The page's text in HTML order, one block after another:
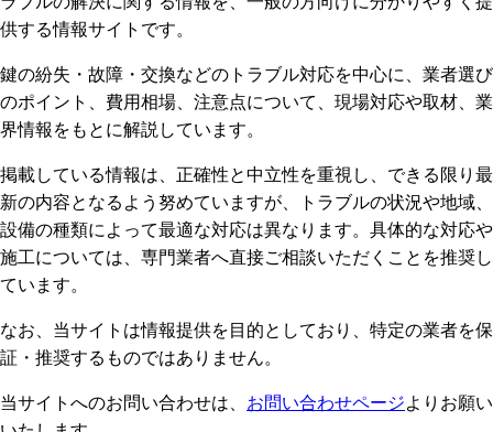
供する情報サイトです。
鍵の紛失・故障・交換などのトラブル対応を中心に、業者選び
のポイント、費用相場、注意点について、現場対応や取材、業
界情報をもとに解説しています。
掲載している情報は、正確性と中立性を重視し、できる限り最
新の内容となるよう努めていますが、トラブルの状況や地域、
設備の種類によって最適な対応は異なります。具体的な対応や
施工については、専門業者へ直接ご相談いただくことを推奨し
ています。
なお、当サイトは情報提供を目的としており、特定の業者を保
証・推奨するものではありません。
当サイトへのお問い合わせは、 お問い合わせページよりお願い